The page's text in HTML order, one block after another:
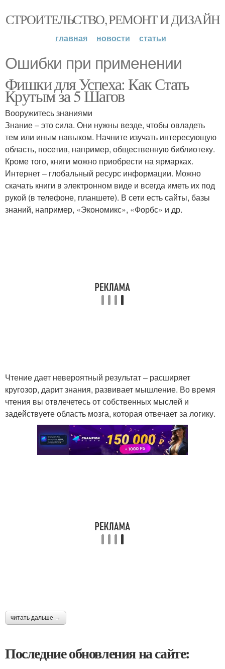
СТРОИТЕЛЬСТВО, РЕМОНТ И ДИЗАЙН
главная новости статьи
Ошибки при применении
Фишки для Успеха: Как Стать
Крутым за 5 Шагов
Вооружитесь знаниями
Знание – это сила. Они нужны везде, чтобы овладеть
тем или иным навыком. Начните изучать интересующую
область, посетив, например, общественную библиотеку.
Кроме того, книги можно приобрести на ярмарках.
Интернет – глобальный ресурс информации. Можно
скачать книги в электронном виде и всегда иметь их под
рукой (в телефоне, планшете). В сети есть сайты, базы
знаний, например, «Экономикс», «Форбс» и др.
Чтение дает невероятный результат – расширяет
кругозор, дарит знания, развивает мышление. Во время
чтения вы отвлечетесь от собственных мыслей и
задействуете область мозга, которая отвечает за логику.
читать дальше →
Последние обновления на сайте: